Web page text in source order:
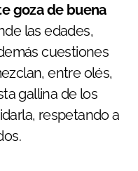
goza de buena
las edades,
cuestiones
entre olés,
gallina de los
respetando a